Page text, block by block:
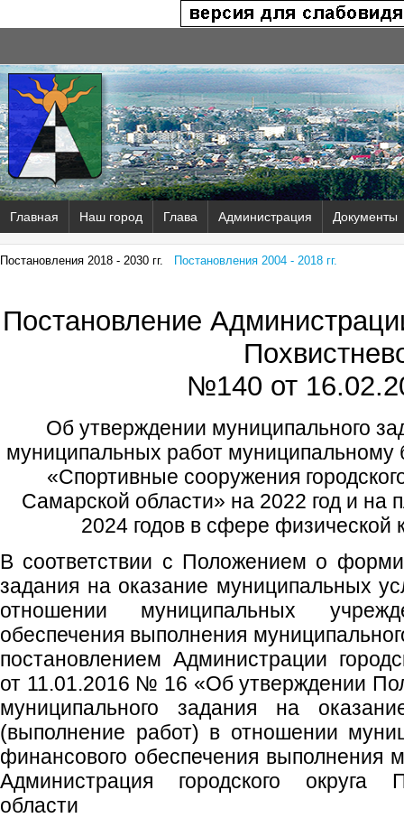
Главная Наш город Глава Администрация Документы
Постановления 2018 - 2030 гг. Постановления 2004 - 2018 гг.
Постановление
№140 от
Об утверждении муниципального
муниципальных работ
«Спортивные сооружения
Самарской области» на 2022 год и на
2024 годов в сфере физической
В соответствии с Положением о
задания на оказание муниципальных
отношении муниципальных
обеспечения выполнения
постановлением Администрации
от 11.01.2016 № 16 «Об утверждении
муниципального задания на
(выполнение работ) в отношении
финансового обеспечения выполнения
Администрация городского округа
области